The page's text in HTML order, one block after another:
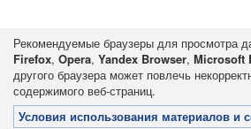
Рекомендуемые браузеры для просмотра
Firefox, Opera, Yandex Browser, Microsoft
другого браузера может повлечь
содержимого веб-страниц.
Условия использования материалов и